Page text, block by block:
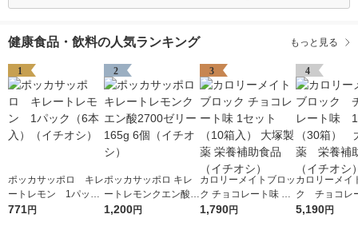
健康食品・飲料の人気ランキング もっと見る
1
ポッカサッポロ キレ
ートレモン 1パック
（6本入）（イチオ
771円
2
ポッカサッポロ キレ
ートレモンクエン酸2
700ゼリー165g 6個
1,200円
3
カロリーメイトブロッ
ク チョコレート味 1
セット（10箱入） 大
1,790円
4
カロリーメイ
ク チョコ
1セット（30
5,190円